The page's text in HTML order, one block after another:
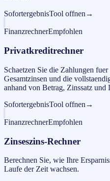
SofortergebnisTool offnen →
FinanzrechnerEmpfohlen
Privatkreditrechner
Schaetzen Sie die Zahlungen
Gesamtzinsen und die
anhand von Betrag, Zinssatz und
SofortergebnisTool offnen →
FinanzrechnerEmpfohlen
Zinseszins-Rechner
Berechnen Sie, wie Ihre
Laufe der Zeit wachsen.